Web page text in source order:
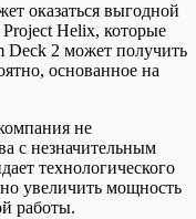
оказаться выгодной
Helix, которые
Deck 2 может получить
основанное на
не
с незначительным
технологического
увеличить мощность
работы.